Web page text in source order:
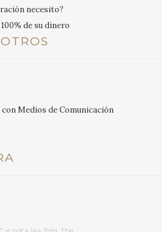
necesito?
de su dinero
Medios de Comunicación